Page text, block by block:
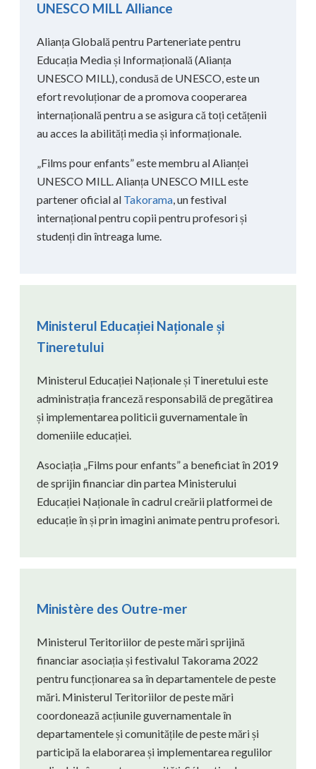
UNESCO MILL Alliance
Alianța Globală pentru Parteneriate pentru
Educația Media și Informațională (Alianța
UNESCO MILL), condusă de UNESCO, este un
efort revoluționar de a promova cooperarea
internațională pentru a se asigura că toți cetățenii
au acces la abilități media și informaționale.
„Films pour enfants” este membru al Alianței
UNESCO MILL. Alianța UNESCO MILL este
partener oficial al Takorama, un festival
internațional pentru copii pentru profesori și
studenți din întreaga lume.
Ministerul Educației Naționale și
Tineretului
Ministerul Educației Naționale și Tineretului este
administrația franceză responsabilă de pregătirea
și implementarea politicii guvernamentale în
domeniile educației.
Asociația „Films pour enfants” a beneficiat în 2019
de sprijin financiar din partea Ministerului
Educației Naționale în cadrul creării platformei de
educație în și prin imagini animate pentru profesori.
Ministère des Outre-mer
Ministerul Teritoriilor de peste mări sprijină
financiar asociația și festivalul Takorama 2022
pentru funcționarea sa în departamentele de peste
mări. Ministerul Teritoriilor de peste mări
coordonează acțiunile guvernamentale în
departamentele și comunitățile de peste mări și
participă la elaborarea și implementarea regulilor